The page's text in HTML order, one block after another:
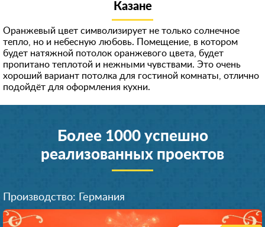
Казанe
Оранжевый цвет символизирует не только солнечное
тепло, но и небесную любовь. Помещение, в котором
будет натяжной потолок оранжевого цвета, будет
пропитано теплотой и нежными чувствами. Это очень
хороший вариант потолка для гостиной комнаты, отлично
подойдёт для оформления кухни.
Более 1000 успешно
реализованных проектов
Производство: Германия